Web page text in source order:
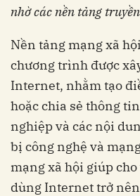
nhờ các nền tảng
Nền tảng mạng xã
chương trình được
Internet, nhằm tạo
hoặc chia sẻ thông
nghiệp và các nội
bị công nghệ và
mạng xã hội giúp
dùng Internet trở